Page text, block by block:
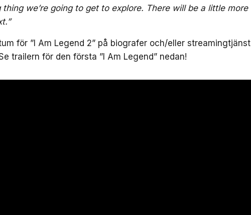
thing we’re going to get to explore. There will be a little
för ”I Am Legend 2” på biografer och/eller
trailern för den första ”I Am Legend” nedan!